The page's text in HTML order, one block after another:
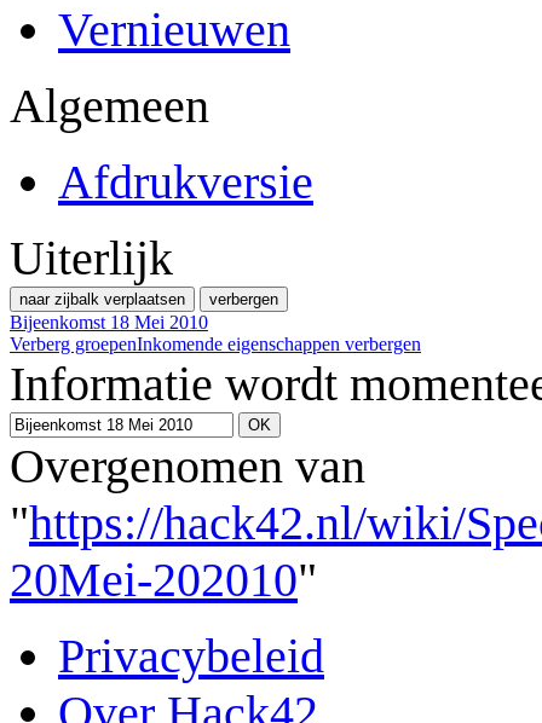
Vernieuwen
Algemeen
Afdrukversie
Uiterlijk
naar zijbalk verplaatsen verbergen
Bijeenkomst 18 Mei 2010
Verberg groepenInkomende eigenschappen verbergen
Informatie wordt
Overgenomen van
"https://hack42.nl/wiki/
20Mei-202010"
Privacybeleid